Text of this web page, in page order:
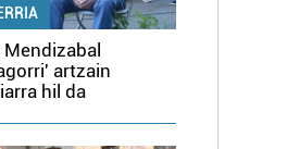
artzain
hil da